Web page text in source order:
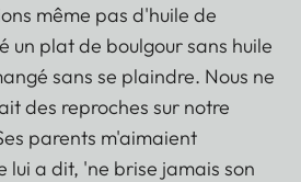
même pas d'huile de
un plat de boulgour sans huile
sans se plaindre. Nous ne
des reproches sur notre
parents m'aimaient
lui a dit, 'ne brise jamais son